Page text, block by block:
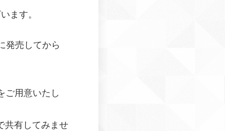
ます。
発売してから
ご用意いたし
共有してみませ